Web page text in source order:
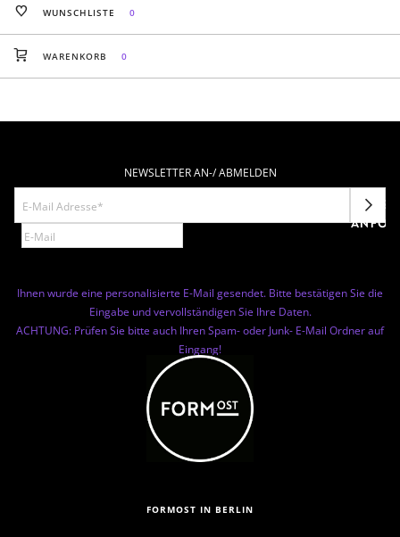
WUNSCHLISTE 0
WARENKORB 0
NEWSLETTER AN-/ ABMELDEN
Ihnen wurde eine personalisierte E-Mail gesendet. Bitte bestätigen Sie die
Eingabe und vervollständigen Sie Ihre Daten.
ACHTUNG: Prüfen Sie bitte auch Ihren Spam- oder Junk- E-Mail Ordner auf
Eingang!
FORMOST IN BERLIN